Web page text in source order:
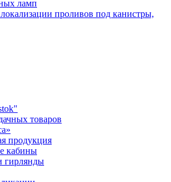
ламп
проливов под канистры,
товаров
продукция
кабины
гирлянды